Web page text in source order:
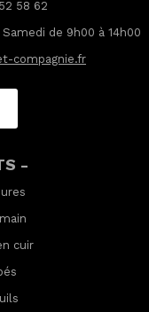
58 62
de 9h00 à 14h00
compagnie.fr
-
cuir